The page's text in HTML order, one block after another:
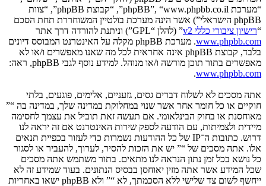
“מערכת phpBB”, “www.phpbb.co.il”, “קבוצת phpBB”, “צוות
phpBB הישראלי”) אשר הינה מערכת בולטיין המשוחררת תחת הסכם
“רישיון ציבורי כללי v2
” (להלן “GPL”) וניתנת להורדה דרך אתר
www.phpbb.com
. מערכת phpBB מקלה על האינטרנט המבוסס דיונים
בלבד, קבוצת phpBB אינה אחראית לכל מה שאנו מאפשרים ו/או לא
מאפשרים בתור תוכן מורשה ו/או מנוהל. למידע נוסף לגבי phpBB, ראה:
www.phpbb.com
.
אתה מסכים לא לשלוח דברים גסים, גזעניים, אלימים, פוגעים, בלתי
חוקיים או כל חומר אחר אשר שנוי במחלוקת במדינה שלך, במדינה בה “”
מאוחסנת או בחוק הבינלאומי. אם תעשה זאת תוביל את עצמך לחסימה
מיידית ולצמיתות, עם הודעה לספק שירות האינטרנט אם זה יראה לנו
דרוש. כתובות ה־IP של כל ההודעות נשמרות כדי לעזור בכפיית תנאים
אלו. אתה מסכים של “” יש את הזכות להסיר, לערוך, להעביר או לסגור
כל נושא בכל זמן נתון הנראה לנו מתאים. בתור משתמש אתה מסכים
שכל המידע אשר אתה מזין יאוחסן בבסיס הנתונים. בעוד שמידע זה לא
ייחשף לשום צד שלישי ללא הסכמתך, לא “” ולא phpBB ישאו באחריות